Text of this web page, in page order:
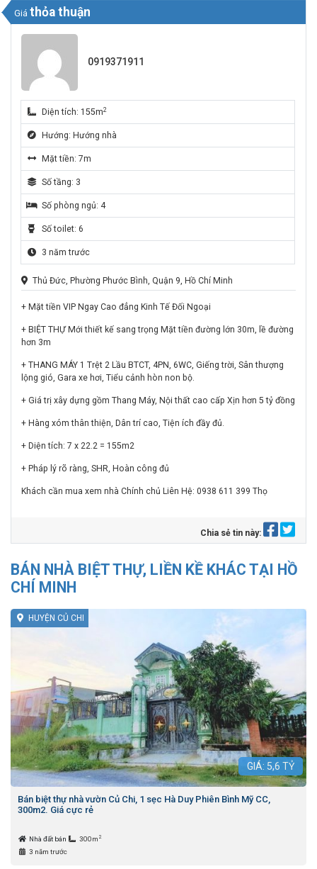
Giáthỏa thuận
0919371911
Diện tích: 155m2
Hướng: Hướng nhà
Mặt tiền: 7m
Số tầng: 3
Số phòng ngủ: 4
Số toilet: 6
3 năm trước
Thủ Đức, Phường Phước Bình, Quận 9, Hồ Chí Minh
+ Mặt tiền VIP Ngay Cao đẳng Kinh Tế Đối Ngoại
+ BIỆT THỰ Mới thiết kế sang trọng Mặt tiền đường lớn 30m, lề đường
hơn 3m
+ THANG MÁY 1 Trệt 2 Lầu BTCT, 4PN, 6WC, Giếng trời, Sân thượng
lộng gió, Gara xe hơi, Tiểu cảnh hòn non bộ.
+ Giá trị xây dựng gồm Thang Máy, Nội thất cao cấp Xịn hơn 5 tỷ đồng
+ Hàng xóm thân thiện, Dân trí cao, Tiện ích đầy đủ.
+ Diện tích: 7 x 22.2 = 155m2
+ Pháp lý rõ ràng, SHR, Hoàn công đủ
Khách cần mua xem nhà Chính chủ Liên Hệ: 0938 611 399 Thọ
Chia sẻ tin này:
BÁN NHÀ BIỆT THỰ, LIỀN KỀ KHÁC TẠI HỒ
CHÍ MINH
HUYỆN CỦ CHI
GIÁ: 5,6 TỶ
Bán biệt thự nhà vườn Củ Chi, 1 sẹc Hà Duy Phiên Bình Mỹ CC,
300m2. Giá cực rẻ
Nhà đất bán 300m 2
3 năm trước